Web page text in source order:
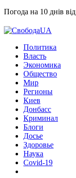
Погода на 10 днів від
Политика
Власть
Экономика
Общество
Мир
Регионы
Киев
Донбасс
Криминал
Блоги
Досье
Здоровье
Наука
Covid-19